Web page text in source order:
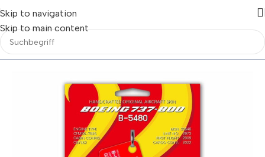
Skip to navigation
Skip to main content